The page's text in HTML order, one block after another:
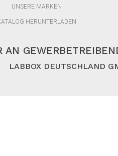
UNSERE MARKEN
HERUNTERLADEN
AN
LABBOX DEUTSCHLAND